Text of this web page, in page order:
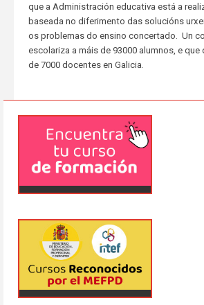
que a Administración educativa está a
baseada no diferimento das solucións
os problemas do ensino concertado. Un
escolariza a máis de 93000 alumnos, e que
de 7000 docentes en Galicia.